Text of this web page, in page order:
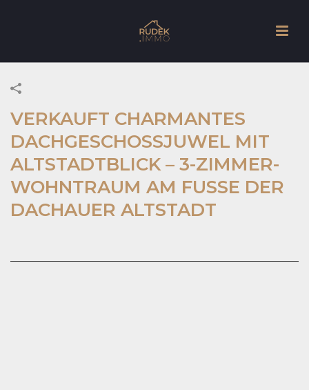
VERKAUFT CHARMANTES
DACHGESCHOSSJUWEL MIT
ALTSTADTBLICK – 3-ZIMMER-
WOHNTRAUM AM FUSSE DER D
ACHAUER ALTSTADT